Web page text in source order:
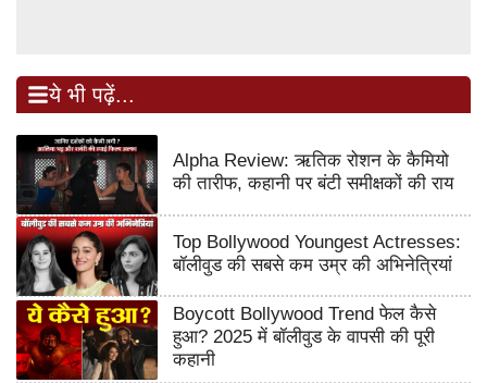
ये भी पढ़ें...
Alpha Review: ऋतिक रोशन के कैमियो
की तारीफ, कहानी पर बंटी समीक्षकों की राय
Top Bollywood Youngest Actresses:
बॉलीवुड की सबसे कम उम्र की अभिनेत्रियां
Boycott Bollywood Trend फेल कैसे
हुआ? 2025 में बॉलीवुड के वापसी की पूरी
कहानी